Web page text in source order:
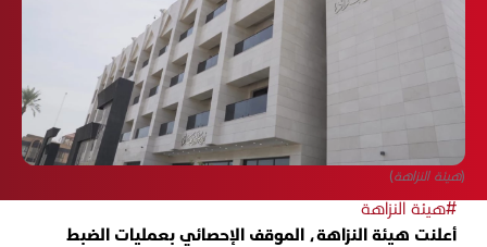
(هيئة النزاهة)
#هيئة النزاهة
أعلنت هيئة النزاهة، الموقف الإحصائي بعمليات الضبط